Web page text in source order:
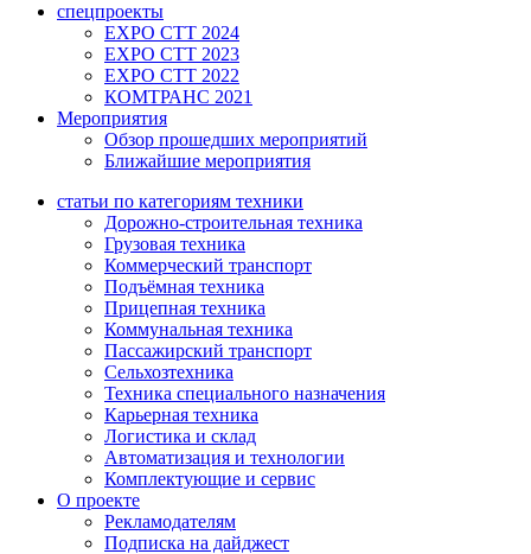
спецпроекты
EXPO CTT 2024
EXPO CTT 2023
EXPO CTT 2022
КОМТРАНС 2021
Мероприятия
Обзор прошедших мероприятий
Ближайшие мероприятия
статьи по категориям техники
Дорожно-строительная техника
Грузовая техника
Коммерческий транспорт
Подъёмная техника
Прицепная техника
Коммунальная техника
Пассажирский транспорт
Сельхозтехника
Техника специального назначения
Карьерная техника
Логистика и склад
Автоматизация и технологии
Комплектующие и сервис
О проекте
Рекламодателям
Подписка на дайджест